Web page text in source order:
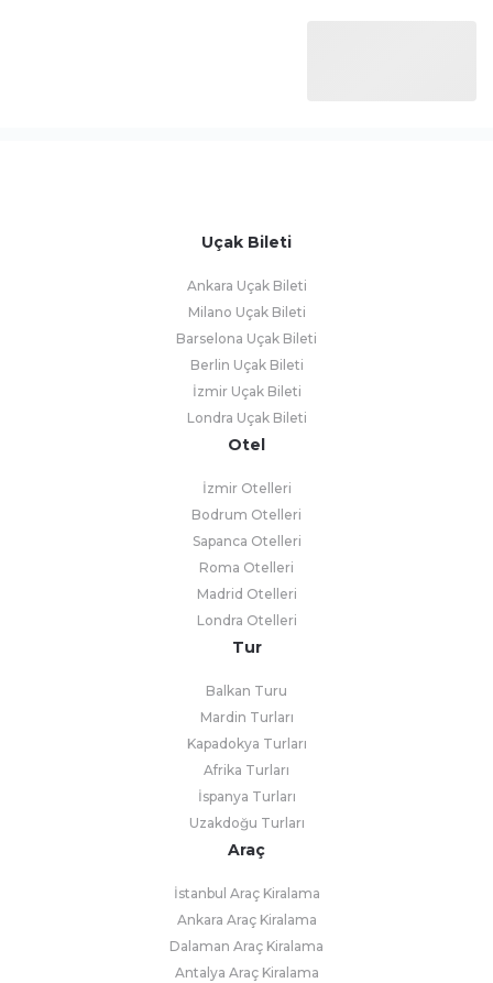
Uçak Bileti
Ankara Uçak Bileti
Milano Uçak Bileti
Barselona Uçak Bileti
Berlin Uçak Bileti
İzmir Uçak Bileti
Londra Uçak Bileti
Otel
İzmir Otelleri
Bodrum Otelleri
Sapanca Otelleri
Roma Otelleri
Madrid Otelleri
Londra Otelleri
Tur
Balkan Turu
Mardin Turları
Kapadokya Turları
Afrika Turları
İspanya Turları
Uzakdoğu Turları
Araç
İstanbul Araç Kiralama
Ankara Araç Kiralama
Dalaman Araç Kiralama
Antalya Araç Kiralama